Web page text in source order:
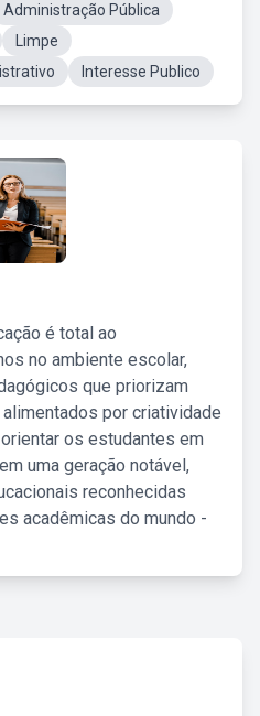
Administração Pública
Limpe
Interesse Publico
é total ao
no ambiente escolar,
que priorizam
por criatividade
os estudantes em
uma geração notável,
reconhecidas
acadêmicas do mundo -